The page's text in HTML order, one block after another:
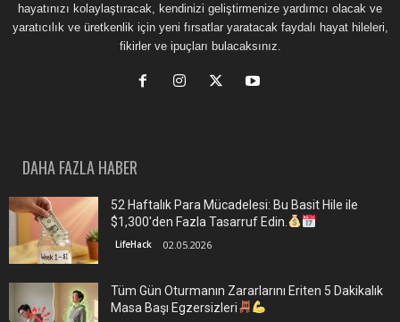
hayatınızı kolaylaştıracak, kendinizi geliştirmenize yardımcı olacak ve
yaratıcılık ve üretkenlik için yeni fırsatlar yaratacak faydalı hayat hileleri,
fikirler ve ipuçları bulacaksınız.
DAHA FAZLA HABER
52 Haftalık Para Mücadelesi: Bu Basit Hile ile
$1,300'den Fazla Tasarruf Edin.
LifeHack 02.05.2026
Tüm Gün Oturmanın Zararlarını Eriten 5 Dakikalık
Masa Başı Egzersizleri